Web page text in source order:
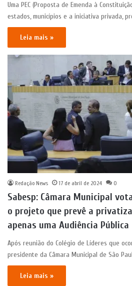
Uma PEC (Proposta de Emenda à
estados, municípios e a iniciativa privada,
Leia mais »
Redação News 17 de abril de 2024 0
Sabesp: Câmara Municipal
o projeto que prevê a
apenas uma Audiência Pública
Após reunião do Colégio de Líderes que
presidente da Câmara Municipal de São
Leia mais »